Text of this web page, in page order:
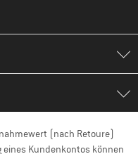
(nach Retoure)
eines Kundenkontos können